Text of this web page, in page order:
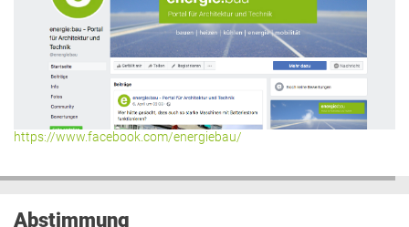
https://www.facebook.com/energiebau/
Abstimmung